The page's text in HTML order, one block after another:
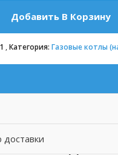
Добавить В Корзину
Категория: Газовые котлы
доставки
товара